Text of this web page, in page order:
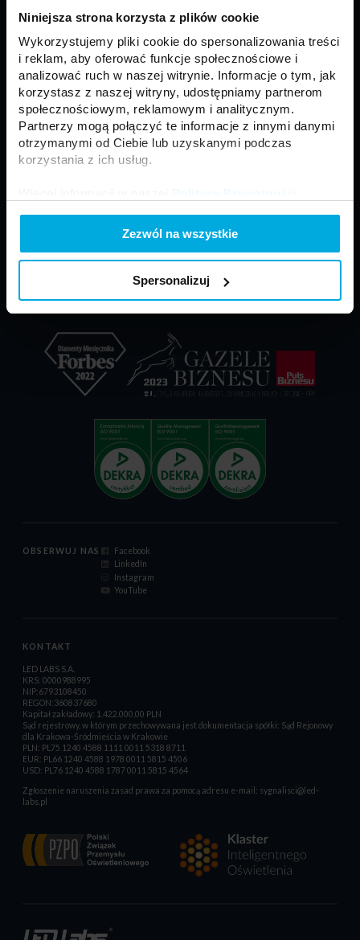
Niniejsza strona korzysta z plików cookie
Wykorzystujemy pliki cookie do spersonalizowania treści
i reklam, aby oferować funkcje społecznościowe i
analizować ruch w naszej witrynie. Informacje o tym, jak
korzystasz z naszej witryny, udostępniamy partnerom
społecznościowym, reklamowym i analitycznym.
Partnerzy mogą połączyć te informacje z innymi danymi
otrzymanymi od Ciebie lub uzyskanymi podczas
korzystania z ich usług.
Zezwól na wszystkie
Spersonalizuj
Zasilacze Sterowniki
Oprawy sufitowe Moduły
Motoryzacja Złącza i akcesoria
Panele LED Naświetlacze LED
Neony LED Lampy zewnętrzne
Materiały do pobrania
Dokumenty reklamacyjne Relacje inwestorskie
Kodeks postępowania
OBSERWUJ NAS
Facebook
LinkedIn
Instagram
YouTube
KONTAKT
LED LABS S.A.
KRS: 0000988995
NIP:6793108450
REGON:360837680
Kapitał zakładowy: 1.422.000,00 PLN
Sąd rejestrowy, w którym przechowywana jest dokumentacja spółki: Sąd Rejonowy
dla Krakowa-Śródmieścia w Krakowie
PLN: PL75 1240 4588 1111 0011 5318 8711
EUR: PL66 1240 4588 1978 0011 5815 4506
USD: PL76 1240 4588 1787 0011 5815 4564
Zgłoszenie naruszenia zasad prawa za pomocą adresu e-mail: sygnalisci@led-
labs.pl